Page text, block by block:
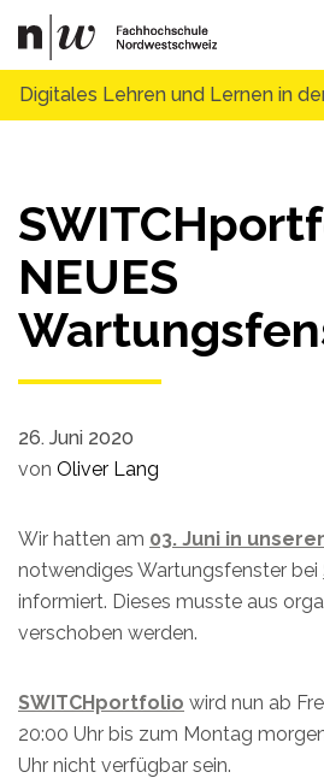
Digitales Lehren und Lernen in
NEUES
26. Juni 2020
von Oliver Lang
Wir hatten am 03. Juni in
notwendiges Wartungsfenster bei
informiert. Dieses musste aus
verschoben werden.
SWITCHportfolio wird nun ab
20:00 Uhr bis zum Montag
Uhr nicht verfügbar sein.